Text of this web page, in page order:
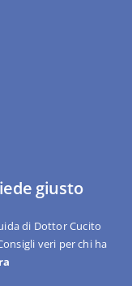
giusto
di Dottor Cucito
veri per chi ha